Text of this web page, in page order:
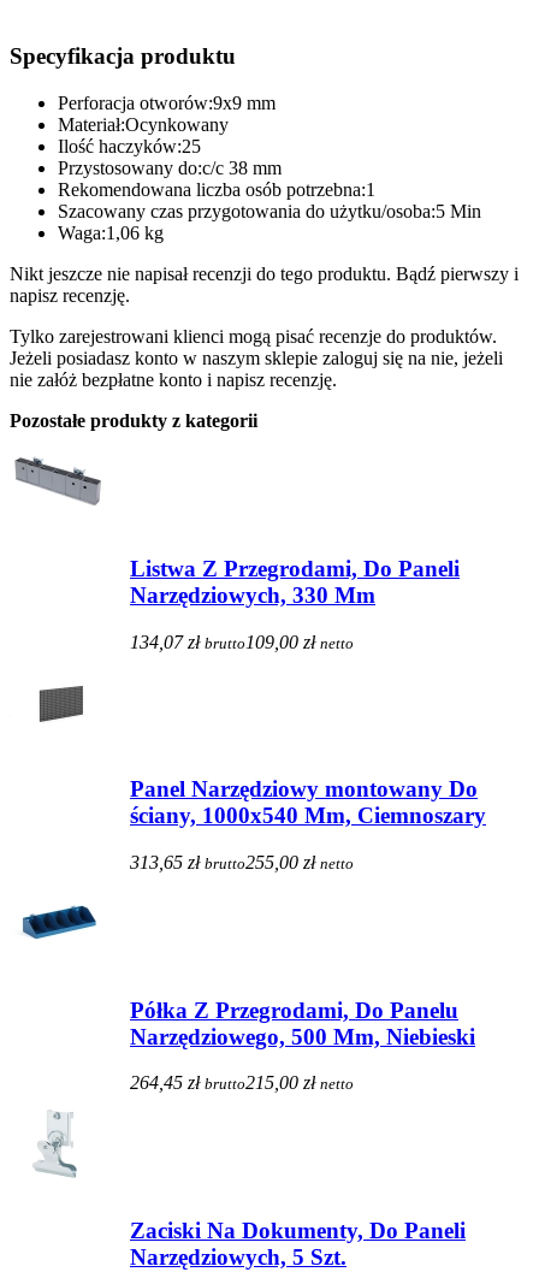
Specyfikacja produktu
Perforacja otworów:9x9 mm
Materiał:Ocynkowany
Ilość haczyków:25
Przystosowany do:c/c 38 mm
Rekomendowana liczba osób potrzebna:1
Szacowany czas przygotowania do użytku/osoba:5 Min
Waga:1,06 kg
Nikt jeszcze nie napisał recenzji do tego produktu. Bądź pierwszy i
napisz recenzję.
Tylko zarejestrowani klienci mogą pisać recenzje do produktów.
Jeżeli posiadasz konto w naszym sklepie zaloguj się na nie, jeżeli
nie załóż bezpłatne konto i napisz recenzję.
Pozostałe produkty z kategorii
Listwa Z Przegrodami, Do Paneli
Narzędziowych, 330 Mm
134,07 zł brutto 109,00 zł netto
Panel Narzędziowy montowany Do
ściany, 1000x540 Mm, Ciemnoszary
313,65 zł brutto255,00 zł netto
Półka Z Przegrodami, Do Panelu
Narzędziowego, 500 Mm, Niebieski
264,45 zł brutto215,00 zł netto
Zaciski Na Dokumenty, Do Paneli
Narzędziowych, 5 Szt.